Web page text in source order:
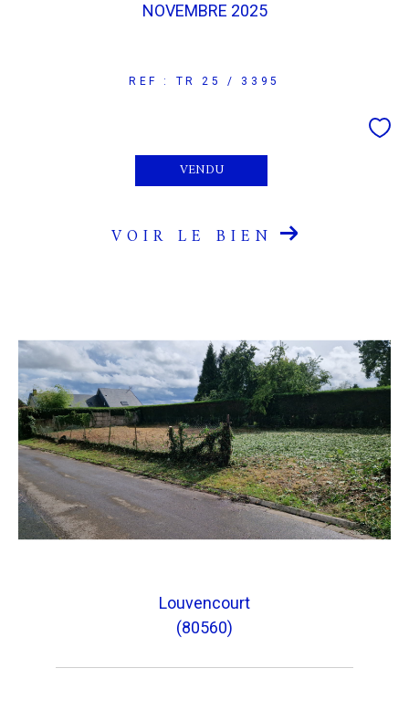
NOVEMBRE 2025
REF : TR 25 / 3395
VENDU
VOIR LE BIEN
Louvencourt
(80560)